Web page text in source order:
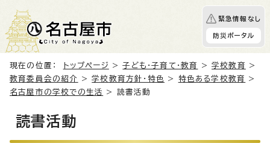
緊急情報なし
防災ポータル
現在の位置： トップページ >子ども・子育て・教育 >学校教育
>
教育委員会の紹介
>学校教育方針・特色 > 特色ある学校教育
>
名古屋市の学校での生活
> 読書活動
読書活動